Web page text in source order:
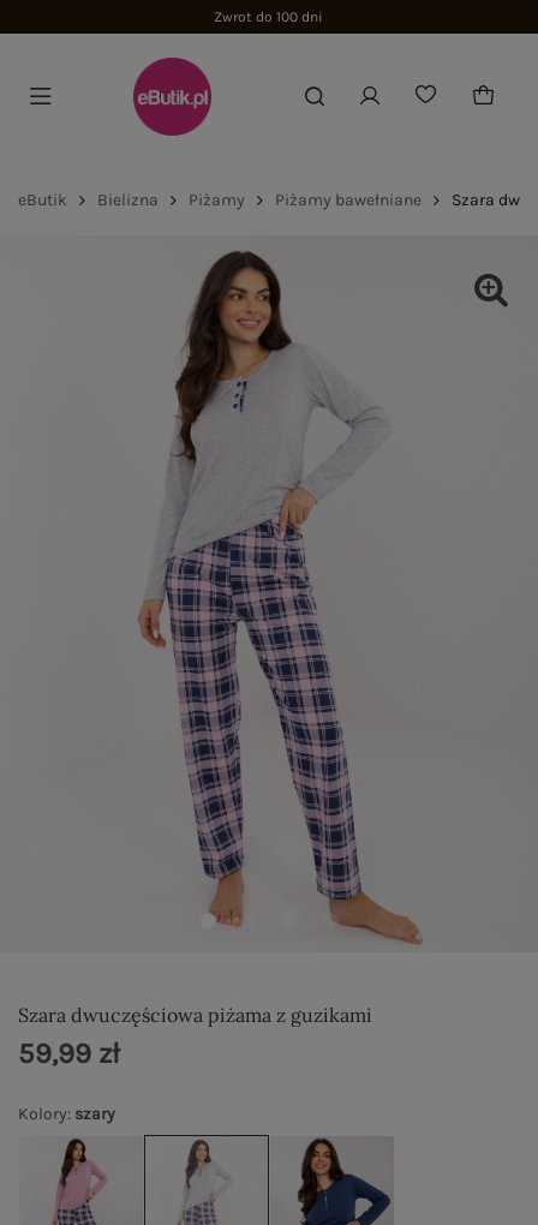
Zwrot do 100 dni
eButik Bielizna Piżamy Piżamy bawełniane Szara
Szara dwuczęściowa piżama z guzikami
Kolory: szary
59,99 zł